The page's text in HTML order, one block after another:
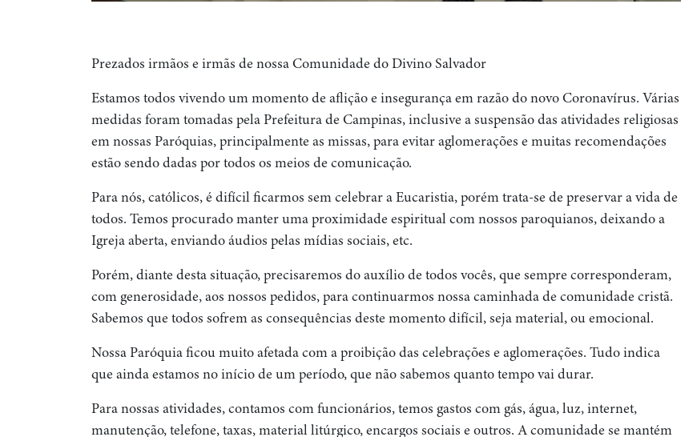
Prezados irmãos e irmãs de nossa Comunidade do Divino Salvador
Estamos todos vivendo um momento de aflição e insegurança em razão do novo Coronavírus. Várias
medidas foram tomadas pela Prefeitura de Campinas, inclusive a suspensão das atividades religiosas
em nossas Paróquias, principalmente as missas, para evitar aglomerações e muitas recomendações
estão sendo dadas por todos os meios de comunicação.
Para nós, católicos, é difícil ficarmos sem celebrar a Eucaristia, porém trata-se de preservar a vida de
todos. Temos procurado manter uma proximidade espiritual com nossos paroquianos, deixando a
Igreja aberta, enviando áudios pelas mídias sociais, etc.
Porém, diante desta situação, precisaremos do auxílio de todos vocês, que sempre corresponderam,
com generosidade, aos nossos pedidos, para continuarmos nossa caminhada de comunidade cristã.
Sabemos que todos sofrem as consequências deste momento difícil, seja material, ou emocional.
Nossa Paróquia ficou muito afetada com a proibição das celebrações e aglomerações. Tudo indica
que ainda estamos no início de um período, que não sabemos quanto tempo vai durar.
Para nossas atividades, contamos com funcionários, temos gastos com gás, água, luz, internet,
manutenção, telefone, taxas, material litúrgico, encargos sociais e outros. A comunidade se mantém